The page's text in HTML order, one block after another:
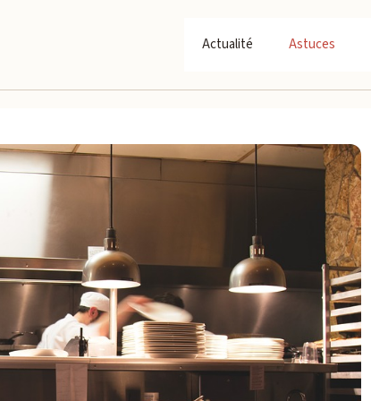
Actualité Astuces